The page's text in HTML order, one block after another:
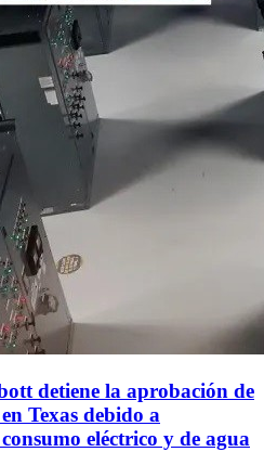
detiene la aprobación de
Texas debido a
eléctrico y de agua